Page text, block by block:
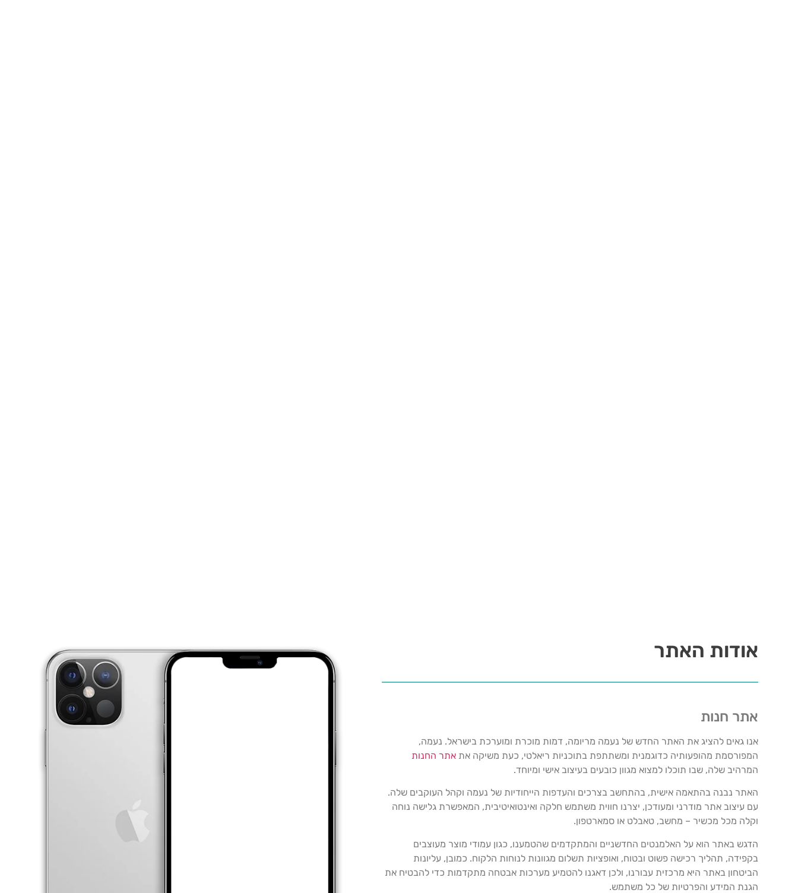
אודות האתר
אתר חנות
אנו גאים להציג את האתר החדש של נעמה מריומה, דמות מוכרת ומוערכת בישראל. נעמה,
המפורסמת מהופעותיה כדוגמנית ומשתתפת בתוכניות ריאלטי, כעת משיקה אתאתר החנות
המרהיב שלה, שבו תוכלו למצוא מגוון כובעים בעיצוב אישי ומיוחד.
האתר נבנה בהתאמה אישית, בהתחשב בצרכים והעדפות הייחודיות של נעמה וקהל העוקבים שלה.
עם עיצוב אתר מודרני ומעודכן, יצרנו חווית משתמש חלקה ואינטואיטיבית, המאפשרת גלישה נוחה
וקלה מכל מכשיר – מחשב, טאבלט או סמארטפון.
הדגש באתר הוא על האלמנטים החדשניים והמתקדמים שהטמענו, כגון עמודי מוצר מעוצבים
בקפידה, תהליך רכישה פשוט ובטוח, ואופציות תשלום מגוונות לנוחות הלקוח. כמובן, עליונות
הביטחון באתר היא מרכזית עבורנו, ולכן דאגנו להטמיע מערכות אבטחה מתקדמות כדי להבטיח את
הגנת המידע והפרטיות של כל משתמש.